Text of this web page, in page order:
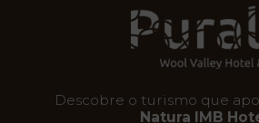
Descobre o turismo que
Natura IMB